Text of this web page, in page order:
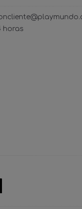
horas